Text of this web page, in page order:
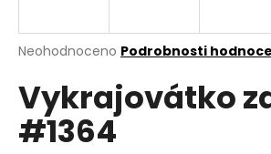
Průměrné
produktu
je
0,0
z
Neohodnoceno Podrobnosti
Vykrajovátko
#1364
j
t
?